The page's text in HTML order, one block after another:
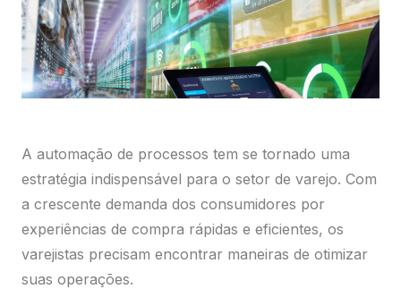
A automação de processos tem se tornado uma
estratégia indispensável para o setor de varejo. Com
a crescente demanda dos consumidores por
experiências de compra rápidas e eficientes, os
varejistas precisam encontrar maneiras de otimizar
suas operações.